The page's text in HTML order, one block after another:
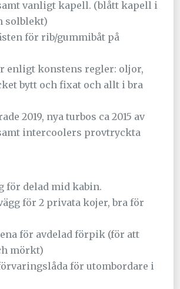
vanligt kapell. (blått kapell i
solblekt)
för rib/gummibåt på
enligt konstens regler: oljor,
bytt och fixat och allt i bra
2019, nya turbos ca 2015 av
intercoolers provtryckta
för delad mid kabin.
för 2 privata kojer, bra för
för avdelad förpik (för att
mörkt)
för utombordare i